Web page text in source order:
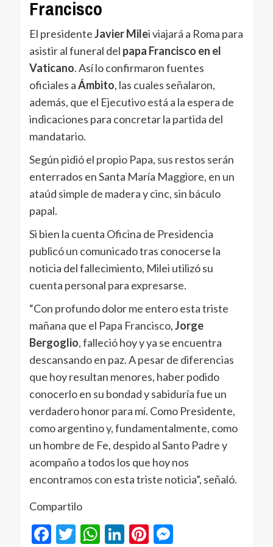
Francisco
El presidenteJavier Milei viajará a Roma para
asistir al funeral del papa Francisco en el
Vaticano. Así lo confirmaron fuentes
oficiales aÁmbito, las cuales señalaron,
además, que el Ejecutivo está a la espera de
indicaciones para concretar la partida del
mandatario.
Según pidió el propio Papa, sus restos serán
enterrados en Santa María Maggiore, en un
ataúd simple de madera y cinc, sin báculo
papal.
Si bien la cuenta Oficina de Presidencia
publicó un comunicado tras conocerse la
noticia del fallecimiento, Milei utilizó su
cuenta personal para expresarse.
“Con profundo dolor me entero esta triste
mañana que el Papa Francisco,Jorge
Bergoglio, falleció hoy y ya se encuentra
descansando en paz. A pesar de diferencias
que hoy resultan menores, haber podido
conocerlo en su bondad y sabiduría fue un
verdadero honor para mí. Como Presidente,
como argentino y, fundamentalmente, como
un hombre de Fe, despido al Santo Padre y
acompaño a todos los que hoy nos
encontramos con esta triste noticia”, señaló.
Compartilo
Facebook
Twitter
WhatsApp
LinkedIn
Pinterest
Messenger